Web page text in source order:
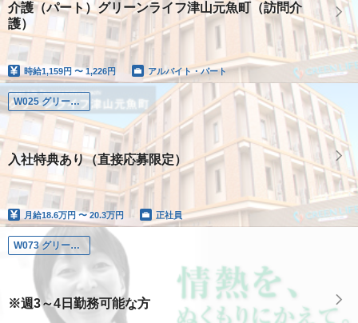
介護（パート）グリーンライフ津山元魚町（訪問介
護）
時給1,159円 〜 1,226円 アルバイト・パート
W025 グリーンライフ津山魚元町
入社特典あり（直接応募限定）
月給18.6万円 〜 20.3万円 正社員
W073 グリーンライフ茨木若園
※週3～4日勤務可能な方